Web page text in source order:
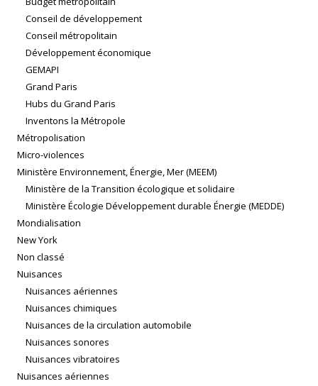
Conseil de développement
Conseil métropolitain
Développement économique
GEMAPI
Grand Paris
Hubs du Grand Paris
Inventons la Métropole
Métropolisation
Micro-violences
Ministère Environnement, Énergie, Mer (MEEM)
Ministère de la Transition écologique et solidaire
Ministère Écologie Développement durable Énergie (MEDDE)
Mondialisation
New York
Non classé
Nuisances
Nuisances aériennes
Nuisances chimiques
Nuisances de la circulation automobile
Nuisances sonores
Nuisances vibratoires
Nuisances aériennes